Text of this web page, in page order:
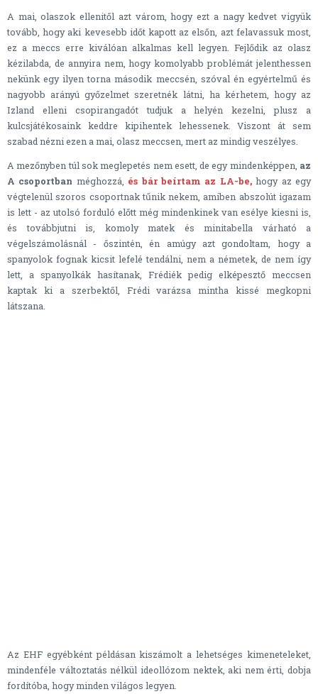
A mai, olaszok ellenitől azt várom, hogy ezt a nagy kedvet vigyük
tovább, hogy aki kevesebb időt kapott az elsőn, azt felavassuk most,
ez a meccs erre kiválóan alkalmas kell legyen. Fejlődik az olasz
kézilabda, de annyira nem, hogy komolyabb problémát jelenthessen
nekünk egy ilyen torna második meccsén, szóval én egyértelmű és
nagyobb arányú győzelmet szeretnék látni, ha kérhetem, hogy az
Izland elleni csopirangadót tudjuk a helyén kezelni, plusz a
kulcsjátékosaink keddre kipihentek lehessenek. Viszont át sem
szabad nézni ezen a mai, olasz meccsen, mert az mindig veszélyes.
A mezőnyben túl sok meglepetés nem esett, de egy mindenképpen, az
A csoportban méghozzá, és bár beírtam az LA-be,hogy az egy
végtelenül szoros csoportnak tűnik nekem, amiben abszolút igazam
is lett - az utolsó forduló előtt még mindenkinek van esélye kiesni is,
és továbbjutni is, komoly matek és minitabella várható a
végelszámolásnál - őszintén, én amúgy azt gondoltam, hogy a
spanyolok fognak kicsit lefelé tendálni, nem a németek, de nem így
lett, a spanyolkák hasítanak, Frédiék pedig elképesztő meccsen
kaptak ki a szerbektől, Frédi varázsa mintha kissé megkopni
látszana.
Az EHF egyébként példásan kiszámolt a lehetséges kimeneteleket,
mindenféle változtatás nélkül ideollózom nektek, aki nem érti, dobja
fordítóba, hogy minden világos legyen.